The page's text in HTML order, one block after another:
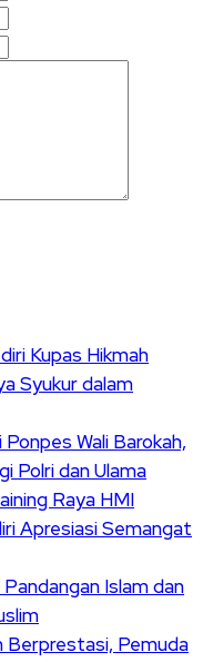
Kupas Hikmah
Syukur dalam
Wali Barokah,
Polri dan Ulama
Raya HMI
Apresiasi Semangat
Islam dan
Berprestasi, Pemuda